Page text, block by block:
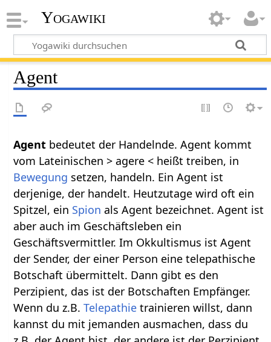
Yogawiki
Agent
Agent bedeutet der Handelnde. Agent kommt
vom Lateinischen > agere < heißt treiben, in
Bewegung setzen, handeln. Ein Agent ist
derjenige, der handelt. Heutzutage wird oft ein
Spitzel, ein Spion als Agent bezeichnet. Agent ist
aber auch im Geschäftsleben ein
Geschäftsvermittler. Im Okkultismus ist Agent
der Sender, der einer Person eine telepathische
Botschaft übermittelt. Dann gibt es den
Perzipient, das ist der Botschaften Empfänger.
Wenn du z.B.Telepathie trainieren willst, dann
kannst du mit jemanden ausmachen, dass du